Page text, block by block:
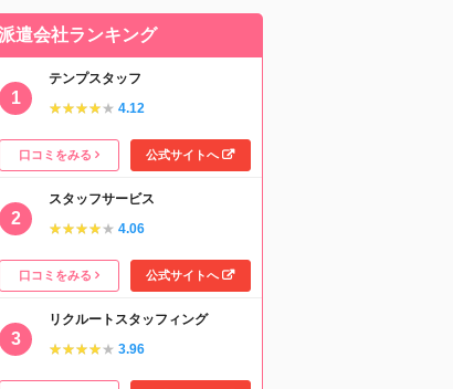
遣会社ランキング
テンプスタッフ
★★★★★
★★★★★ 4.12
口コミをみる 公式サイトへ
スタッフサービス
★★★★★
★★★★★ 4.06
口コミをみる 公式サイトへ
リクルートスタッフィング
★★★★★
★★★★★ 3.96